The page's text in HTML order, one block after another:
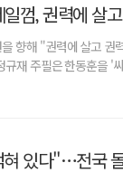
껌, 권력에 살
향해 "권력에 살고
재 주필은 한동훈을 '
있다"…전국